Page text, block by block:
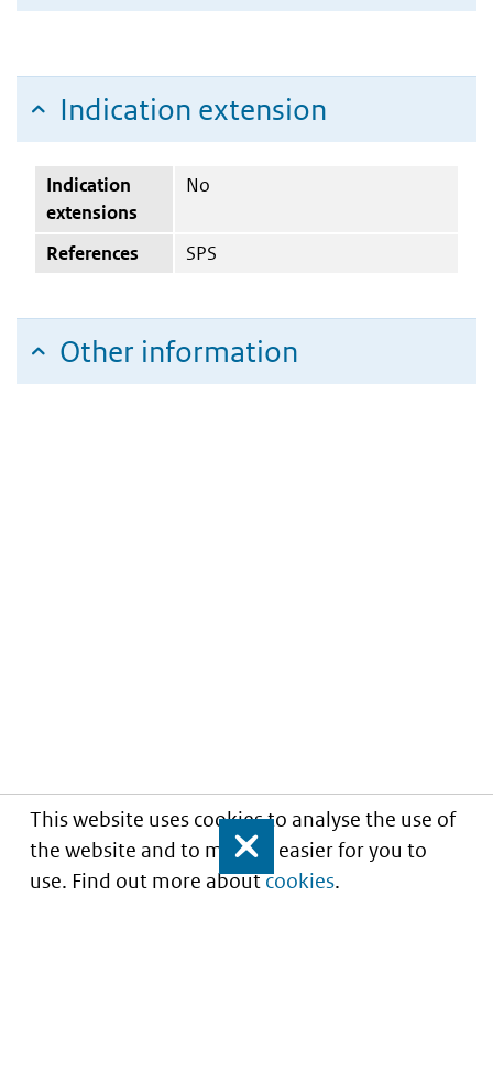
This website uses cookies to analyse the use of
the website and to make it easier for you to
use. Find out more aboutcookies.
Close
Indication extension
Indication
extensions
No
References SPS
Other information